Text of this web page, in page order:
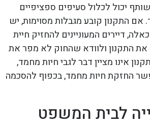
יכול לכלול סעיפים ספציפיים
אם התקנון קובע מגבלות מסוימות, יש
דיירים המעוניינים להחזיק חיית
את התקנון ולוודא שהחוק לא מפר את
אינו מציין דבר לגבי חיות מחמד,
החזקת חיות מחמד, בכפוף להסכמה
לבית המשפט